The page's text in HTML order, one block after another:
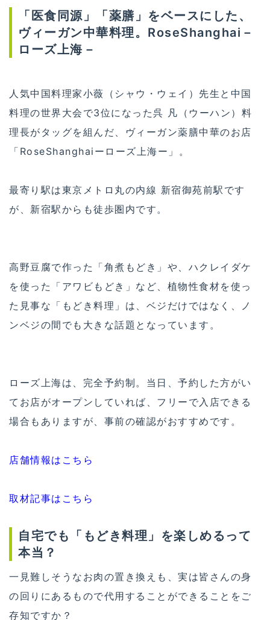
「医食同源」「薬膳」をベースにした、
ヴィーガン中華料理。RoseShanghai－
ローズ上海－
人気中国料理家小薇（シャウ・ウェイ）先生と中国
料理の世界大会で3位になった呉 凡（ウーハン）料
理長がタッグを組んだ、ヴィーガン薬膳中華のお店
「RoseShanghaiーローズ上海ー」。
最寄り駅は東京メトロ丸の内線 新宿御苑前駅です
が、新宿駅からも徒歩圏内です。
高野豆腐で作った「角煮もどき」や、ハクレイダケ
を使った「アワビもどき」など、植物性食材を使っ
た見事な「もどき料理」は、ベジだけではなく、ノ
ンベジの間でも大きな話題となっています。
ローズ上海は、完全予約制。当日、予約した方がい
てお店がオープンしていれば、フリーで入店できる
場合もありますが、事前の確認がおすすめです。
店舗情報はこちら
取材記事はこちら
自宅でも「もどき料理」を楽しめるって
本当？
一見難しそうなお肉の置き換えも、実は皆さんの身
の回りにあるもので代用することができることをご
存知ですか？